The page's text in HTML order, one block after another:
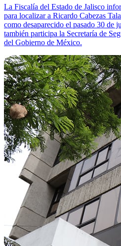
La Fiscalía del Estado de Jalisco
para localizar a Ricardo Cabezas
como desaparecido el pasado 30 de
también participa la Secretaría de
del Gobierno de México.